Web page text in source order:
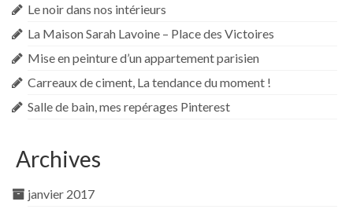
Le noir dans nos intérieurs
La Maison Sarah Lavoine – Place des Victoires
Mise en peinture d’un appartement parisien
Carreaux de ciment, La tendance du moment !
Salle de bain, mes repérages Pinterest
Archives
janvier 2017